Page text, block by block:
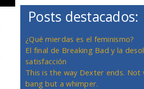
Posts destacados:
¿Qué mierdas es el feminismo?
El final de Breaking Bad y la
satisfacción
This is the way Dexter ends. Not
bang but a whimper.